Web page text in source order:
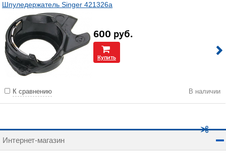
Шпуледержатель Singer 421326a
600 руб.
Купить
К сравнению В наличии
Интернет-магазин